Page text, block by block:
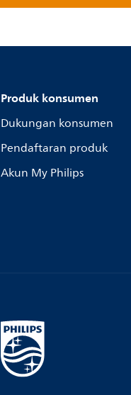
Produk konsumen
Dukungan konsumen
Pendaftaran produk
Akun My Philips